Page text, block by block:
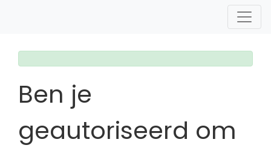
Ben je
geautoriseerd om